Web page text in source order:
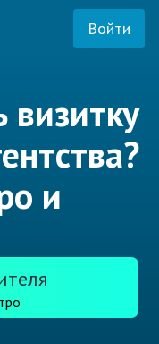
Войти
визитку
и